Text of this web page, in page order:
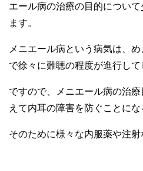
エール病の治療の目的につい
ます。
メニエール病という病気は、
で徐々に難聴の程度が進行して
ですので、メニエール病の治
えて内耳の障害を防ぐことにな
そのために様々な内服薬や注射